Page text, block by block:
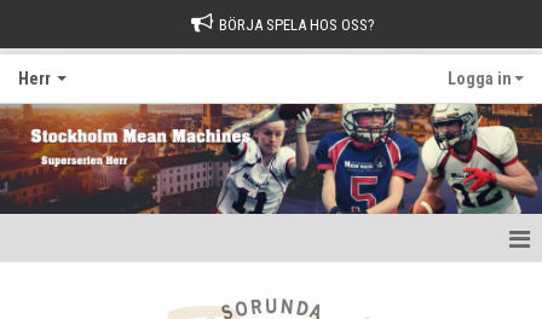
BÖRJA SPELA HOS OSS?
Herr Logga in